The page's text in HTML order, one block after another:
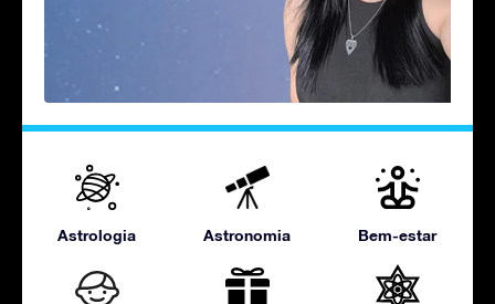
Astrologia Astronomia Bem-estar